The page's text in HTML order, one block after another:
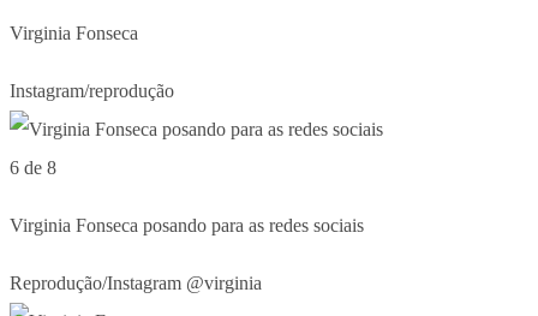
Virginia Fonseca
Instagram/reprodução
6 de 8
Virginia Fonseca posando para as redes sociais
Reprodução/Instagram @virginia